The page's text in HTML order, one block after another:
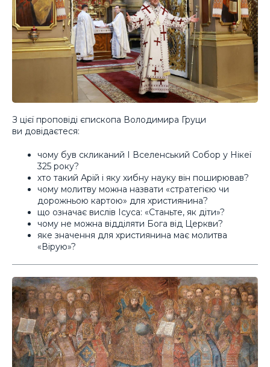
З цієї проповіді єпископа Володимира Груци
ви довідаєтеся:
чому був скликаний І Вселенський Собор у Нікеї
325 року?
хто такий Арій і яку хибну науку він поширював?
чому молитву можна назвати «стратегією чи
дорожньою картою» для християнина?
що означає вислів Ісуса: «Станьте, як діти»?
чому не можна відділяти Бога від Церкви?
яке значення для християнина має молитва
«Вірую»?